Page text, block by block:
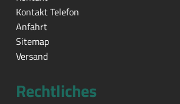
Kontakt Telefon
Anfahrt
Sitemap
Versand
Rechtliches